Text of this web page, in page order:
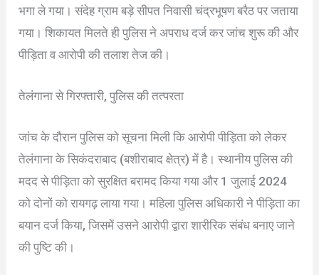
भगा ले गया। संदेह ग्राम बड़े सीपत निवासी चंद्रभूषण बरैठ पर जताया
गया। शिकायत मिलते ही पुलिस ने अपराध दर्ज कर जांच शुरू की और
पीड़िता व आरोपी की तलाश तेज की।
तेलंगाना से गिरफ्तारी, पुलिस की तत्परता
जांच के दौरान पुलिस को सूचना मिली कि आरोपी पीड़िता को लेकर
तेलंगाना के सिकंदराबाद (बशीराबाद क्षेत्र) में है। स्थानीय पुलिस की
मदद से पीड़िता को सुरक्षित बरामद किया गया और 1 जुलाई 2024
को दोनों को रायगढ़ लाया गया। महिला पुलिस अधिकारी ने पीड़िता का
बयान दर्ज किया, जिसमें उसने आरोपी द्वारा शारीरिक संबंध बनाए जाने
की पुष्टि की।